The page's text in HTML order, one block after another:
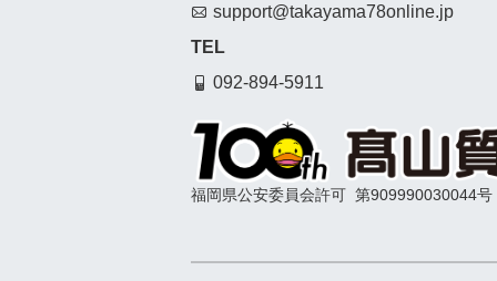
support@takayama78online.jp
TEL
092-894-5911
福岡県公安委員会許可 第909990030044号